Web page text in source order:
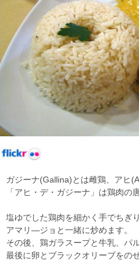
ガジーナ(Gallina)とは雌鶏、アヒ
「アヒ・デ・ガジーナ」は鶏肉の
塩ゆでした鶏肉を細かく手でちぎ
アマリ―ジョと一緒に炒めます。
その後、鶏ガラスープと牛乳、パ
最後に卵とブラックオリーブをの